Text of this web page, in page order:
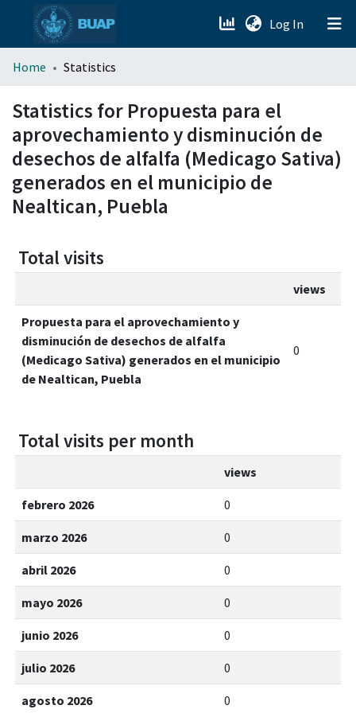
Log In (current)
menu.section.about_menu
All of DSpace
Home Statistics
Statistics for Propuesta para el
aprovechamiento y disminución de
desechos de alfalfa (Medicago Sativa)
generados en el municipio de
Nealtican, Puebla
Total visits
views
Propuesta para el aprovechamiento y
disminución de desechos de alfalfa
(Medicago Sativa) generados en el municipio
de Nealtican, Puebla
0
Total visits per month
views
febrero 2026 0
marzo 2026 0
abril 2026 0
mayo 2026 0
junio 2026 0
julio 2026 0
agosto 2026 0